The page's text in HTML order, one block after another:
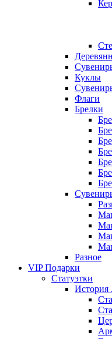
Куклы
Флаги
Брелки
Разное
VIP Подарки
Статуэтки